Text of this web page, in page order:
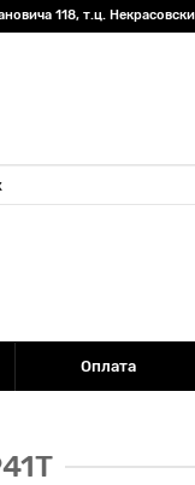
118, т.ц.
Оплата